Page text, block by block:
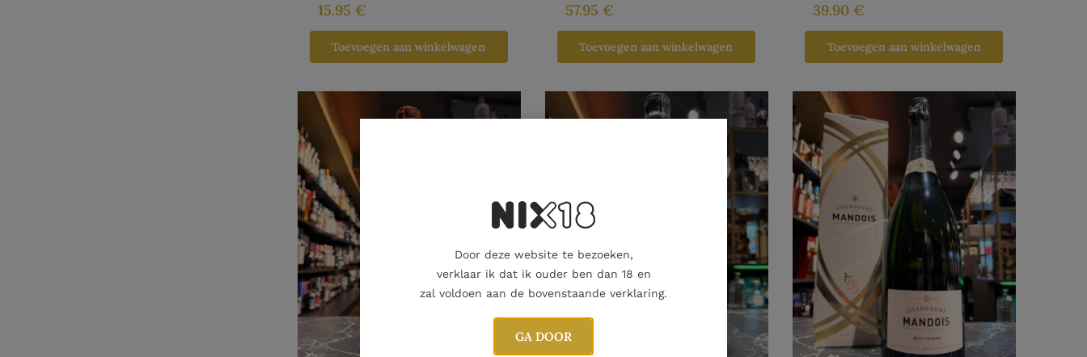
15.95 €
Toevoegen aan winkelwagen
57.95 €
Toevoegen aan winkelwagen
39.90 €
Toevoegen aan winkelwagen
Door deze website te bezoeken,
verklaar ik dat ik ouder ben dan 18 en
zal voldoen aan de bovenstaande verklaring.
GA DOOR